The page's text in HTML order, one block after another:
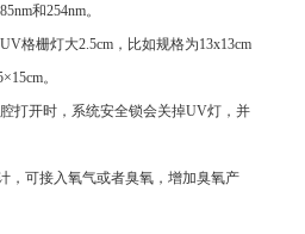
和254nm。
格栅灯大2.5cm，比如规格为13x13cm
。
打开时，系统安全锁会关掉UV灯，并
，可接入氧气或者臭氧，增加臭氧产